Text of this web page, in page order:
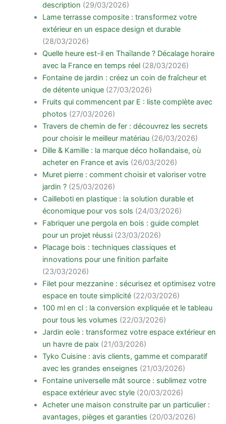
description (29/03/2026)
Lame terrasse composite : transformez votre
extérieur en un espace design et durable
(28/03/2026)
Quelle heure est-il en Thaïlande ? Décalage horaire
avec la France en temps réel (28/03/2026)
Fontaine de jardin : créez un coin de fraîcheur et
de détente unique (27/03/2026)
Fruits qui commencent par E : liste complète avec
photos (27/03/2026)
Travers de chemin de fer : découvrez les secrets
pour choisir le meilleur matériau (26/03/2026)
Dille & Kamille : la marque déco hollandaise, où
acheter en France et avis (26/03/2026)
Muret pierre : comment choisir et valoriser votre
jardin ? (25/03/2026)
Cailleboti en plastique : la solution durable et
économique pour vos sols (24/03/2026)
Fabriquer une pergola en bois : guide complet
pour un projet réussi (23/03/2026)
Placage bois : techniques classiques et
innovations pour une finition parfaite
(23/03/2026)
Filet pour mezzanine : sécurisez et optimisez votre
espace en toute simplicité (22/03/2026)
100 ml en cl : la conversion expliquée et le tableau
pour tous les volumes (22/03/2026)
Jardin eole : transformez votre espace extérieur en
un havre de paix (21/03/2026)
Tyko Cuisine : avis clients, gamme et comparatif
avec les grandes enseignes (21/03/2026)
Fontaine universelle mât source : sublimez votre
espace extérieur avec style (20/03/2026)
Acheter une maison construite par un particulier :
avantages, pièges et garanties (20/03/2026)